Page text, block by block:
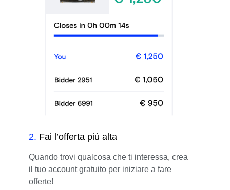
2. Fai l’offerta più alta
Quando trovi qualcosa che ti interessa, crea
il tuo account gratuito per iniziare a fare
offerte!